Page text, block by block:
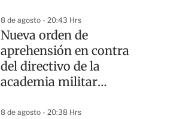
responsable
8 de agosto - 20:43 Hrs
Nueva orden de
aprehensión en contra
del directivo de la
academia militar
8 de agosto - 20:38 Hrs